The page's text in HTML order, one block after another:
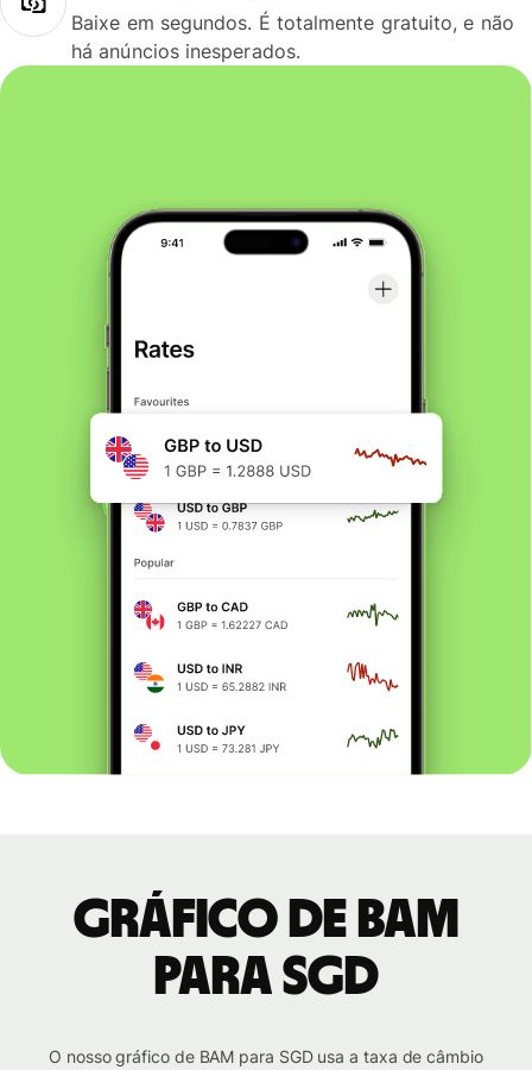
Baixe em segundos. É totalmente gratuito, e não
há anúncios inesperados.
Gráfico de BAM
para SGD
O nosso gráfico de BAM para SGD usa a taxa de câmbio